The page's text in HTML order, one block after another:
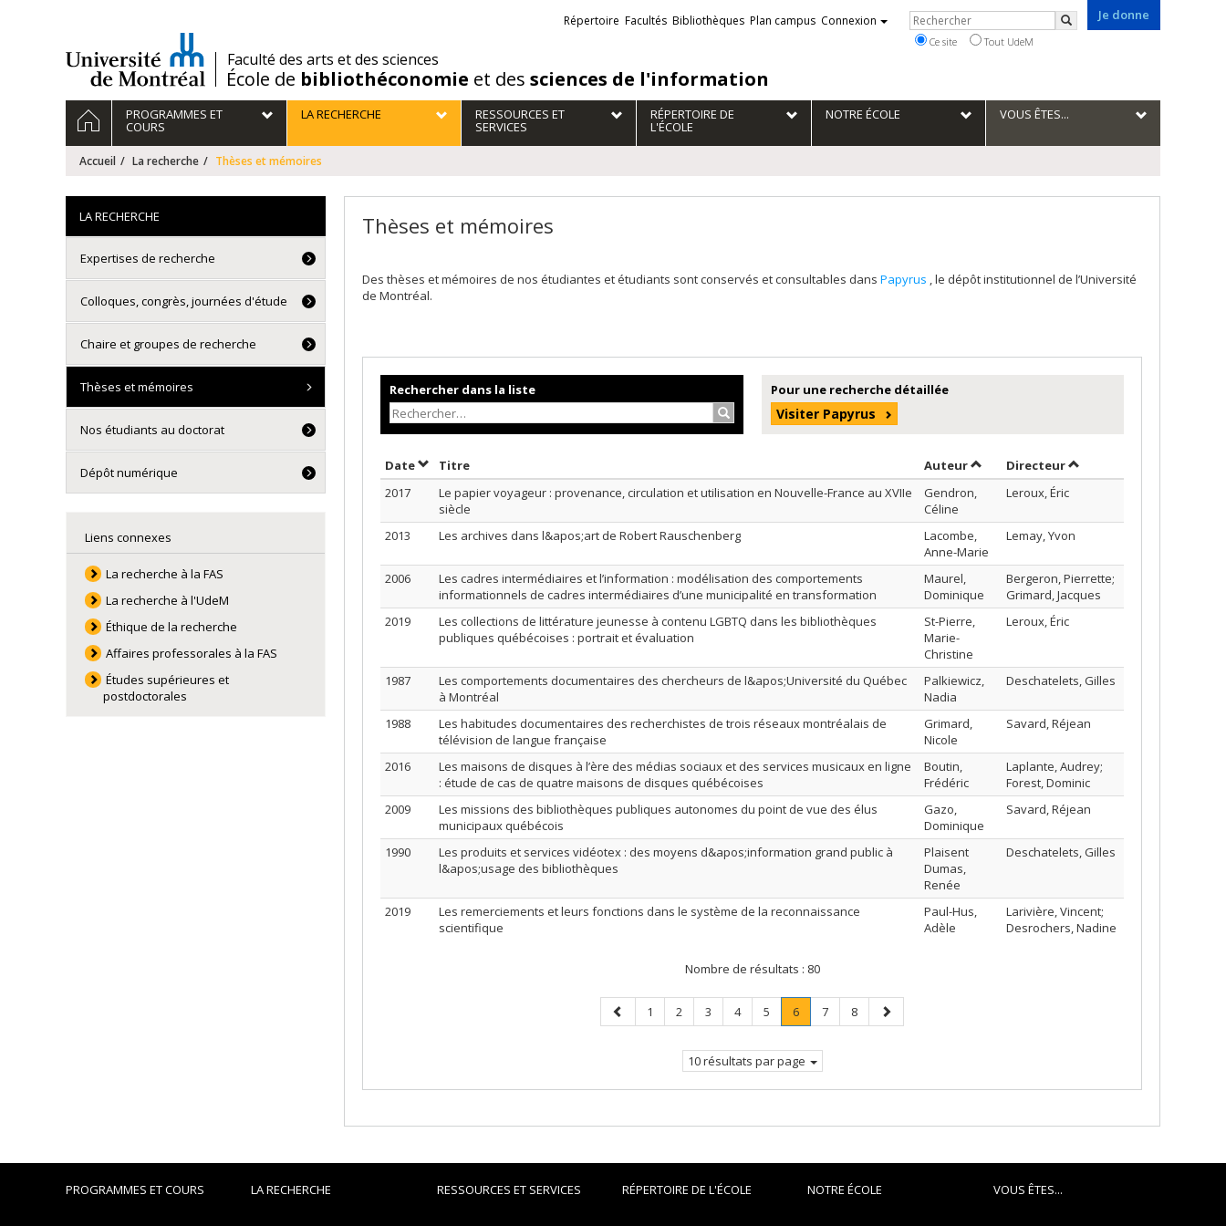
/Faculté des arts et des sciences
École de bibliothéconomie et des sciences de l'information
Je donne
Liens
externes
Répertoire Facultés Bibliothèques Plan campus Connexion Rechercher
Rechercher
Ce site Tout UdeM
Navigation
principale
ACCUEILPROGRAMMES ET
COURS
LA RECHERCHE RESSOURCES ET
SERVICES
RÉPERTOIRE DE
L'ÉCOLE
NOTRE ÉCOLE VOUS ÊTES...
Accueil La recherche Thèses et mémoires
Thèses et mémoires
Des thèses et mémoires de nos étudiantes et étudiants sont conservés et consultables dans Papyrus , le dépôt institutionnel de l’Université
de Montréal.
Rechercher dans la liste
Rechercher…
Pour une recherche détaillée
Visiter Papyrus
DateTrier par date en ordre croissant
Titre AuteurTrier par auteur en ordre croissant
Directeurpar contributeur en
2017
Le papier voyageur : provenance, circulation et utilisation en Nouvelle-France au XVIIe
siècle
Gendron,
Céline
Leroux, Éric
2013 Les archives dans l&apos;art de Robert Rauschenberg
Lacombe,
Anne-Marie
Lemay, Yvon
2006
Les cadres intermédiaires et l’information : modélisation des comportements
informationnels de cadres intermédiaires d’une municipalité en transformation
Maurel,
Dominique
Bergeron, Pierrette;
Grimard, Jacques
2019
Les collections de littérature jeunesse à contenu LGBTQ dans les bibliothèques
publiques québécoises : portrait et évaluation
St-Pierre,
Marie-
Christine
Leroux, Éric
1987
Les comportements documentaires des chercheurs de l&apos;Université du Québec
à Montréal
Palkiewicz,
Nadia
Deschatelets, Gilles
1988
Les habitudes documentaires des recherchistes de trois réseaux montréalais de
télévision de langue française
Grimard,
Nicole
Savard, Réjean
2016
Les maisons de disques à l’ère des médias sociaux et des services musicaux en ligne
: étude de cas de quatre maisons de disques québécoises
Boutin,
Frédéric
Laplante, Audrey;
Forest, Dominic
2009
Les missions des bibliothèques publiques autonomes du point de vue des élus
municipaux québécois
Gazo,
Dominique
Savard, Réjean
1990
Les produits et services vidéotex : des moyens d&apos;information grand public à
l&apos;usage des bibliothèques
Plaisent
Dumas,
Renée
Deschatelets, Gilles
2019
Les remerciements et leurs fonctions dans le système de la reconnaissance
scientifique
Paul-Hus,
Adèle
Larivière, Vincent;
Desrochers, Nadine
Nombre de résultats : 80
Page
précédente
Page
1 Page
2 Page
3 Page
4 Page
5 Page
6.
Page
Page
7 Page
8
Page
suivante
10 résultats par page
LA RECHERCHE
Expertises de recherche
Colloques, congrès, journées d'étude
Chaire et groupes de recherche
Thèses et mémoires
Nos étudiants au doctorat
Dépôt numérique
Liens connexes
La recherche à la FAS
La recherche à l'UdeM
Éthique de la recherche
Affaires professorales à la FAS
Études supérieures et
postdoctorales
PROGRAMMES ET COURS LA RECHERCHE RESSOURCES ET SERVICES RÉPERTOIRE DE L'ÉCOLE NOTRE ÉCOLE VOUS ÊTES...